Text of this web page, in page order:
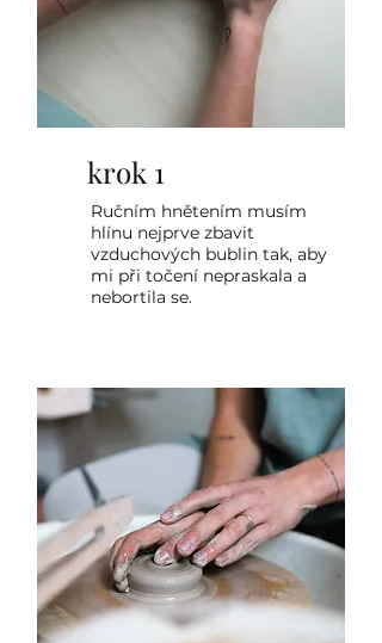
krok 1
Ručním hnětením musím
hlínu nejprve zbavit
vzduchových bublin tak, aby
mi při točení nepraskala a
nebortila se.